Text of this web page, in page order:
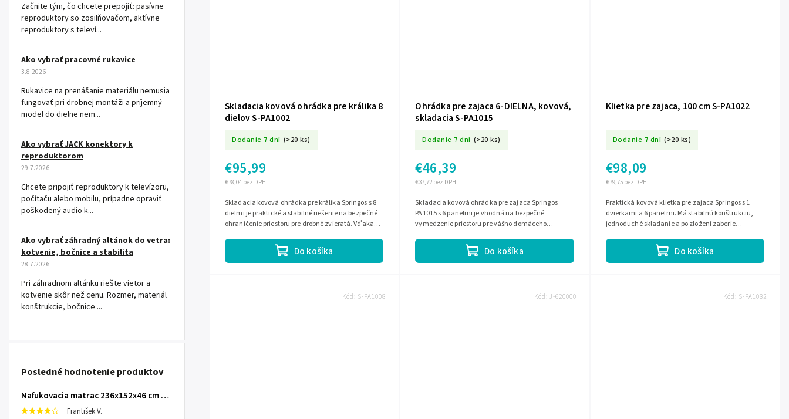
Začnite tým, čo chcete prepojiť: pasívne
reproduktory so zosilňovačom, aktívne
reproduktory s televí...
Ako vybrať pracovné rukavice
3.8.2026
Rukavice na prenášanie materiálu nemusia
fungovať pri drobnej montáži a príjemný
model do dielne nem...
Ako vybrať JACK konektory k
reproduktorom
29.7.2026
Chcete pripojiť reproduktory k televízoru,
počítaču alebo mobilu, prípadne opraviť
poškodený audio k...
Ako vybrať záhradný altánok do vetra:
kotvenie, bočnice a stabilita
28.7.2026
Pri záhradnom altánku riešte vietor a
kotvenie skôr než cenu. Rozmer, materiál
konštrukcie, bočnice ...
Posledné hodnotenie produktov
Nafukovacia matrac 236x152x46 cm so zabudovanou elektrickou pumpou INTEX 64448
František V.
Skladacia kovová ohrádka pre králika 8
dielov S-PA1002
Dodanie 7 dní (>20 ks)
€78,04 bez DPH
€95,99
Do košíka
Skladacia kovová ohrádka pre králika Springos s 8
dielmi je praktické a stabilné riešenie na bezpečné
ohraničenie priestoru pre drobné zvieratá. Vďaka
Ohrádka pre zajaca 6-DIELNA, kovová,
skladacia S-PA1015
Dodanie 7 dní (>20 ks)
€37,72 bez DPH
€46,39
Do košíka
Skladacia kovová ohrádka pre zajaca Springos
PA1015 s 6 panelmi je vhodná na bezpečné
vymedzenie priestoru pre vášho domáceho
Klietka pre zajaca, 100 cm S-PA1022
Dodanie 7 dní (>20 ks)
€79,75 bez DPH
€98,09
Do košíka
Praktická kovová klietka pre zajaca Springos s 1
dvierkami a 6 panelmi. Má stabilnú konštrukciu,
jednoduché skladanie a po zložení zaberie
Kód: S-PA1008 Kód: J-620000 Kód: S-PA1082